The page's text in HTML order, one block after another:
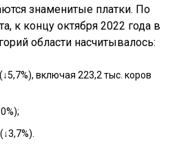
знаменитые платки. По
к концу октября 2022 года в
области насчитывалось:
включая 223,2 тыс. коров